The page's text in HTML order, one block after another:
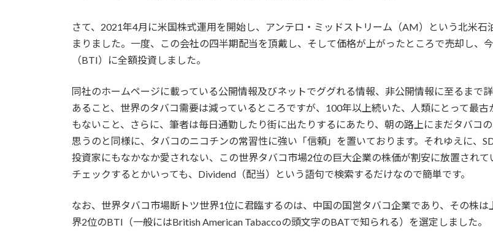
さて、2021年4月に米国株式運用を開始し、アンテロ・ミッドストリーム（AM）という北米
まりました。一度、この会社の四半期配当を頂戴し、そして価格が上がったところで売却し、
（BTI）に全額投資しました。
同社のホームページに載っている公開情報及びネットでググれる情報、非公開情報に至るまで
あること、世界のタバコ需要は減っているところですが、100年以上続いた、人類にとって最
もないこと、さらに、筆者は毎日通勤したり街に出たりするにあたり、朝の路上にまだタバコ
思うのと同様に、タバコのニコチンの常習性に強い「信頼」を置いております。それゆえに、
投資家にもなかなか愛されない、この世界タバコ市場2位の巨大企業の株価が割安に放置され
チェックするとかいっても、Dividend（配当）という語句で検索するだけなので簡単です。
なお、世界タバコ市場断トツ世界1位に君臨するのは、中国の国営タバコ企業であり、その株
界2位のBTI（一般にはBritish American Tabaccoの頭文字のBATで知られる）を選定しました。